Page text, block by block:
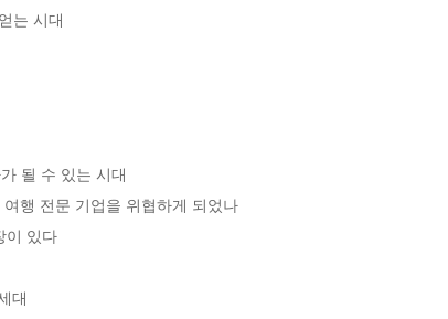
는 시대
될 수 있는 시대
행 전문 기업을 위협하게 되었나
이 있다
대